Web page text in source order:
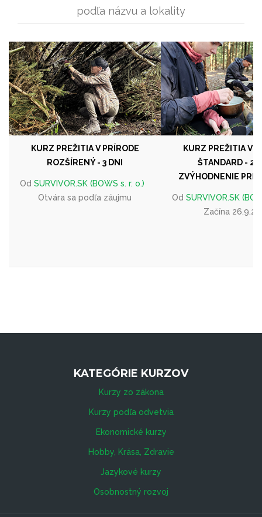
podľa názvu a lokality
KURZ PREŽITIA V PRÍRODE
ROZŠÍRENÝ - 3 DNI
Od SURVIVOR.SK (BOWS s. r. o.)
Otvára sa podľa záujmu
KURZ PREŽITIA V
ŠTANDARD - 2
ZVÝHODNENIE PRE
Od SURVIVOR.SK
Začína
KATEGÓRIE KURZOV
Kurzy zo zákona
Kurzy podľa odvetvia
Ekonomické kurzy
Hobby, Krása, Zdravie
Jazykové kurzy
Osobnostný rozvoj